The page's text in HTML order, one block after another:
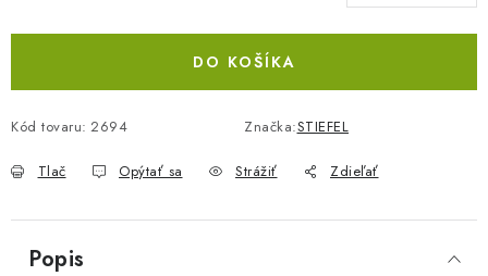
DO KOŠÍKA
Kód tovaru: 2694 Značka:STIEFEL
Tlač Opýtať sa Strážiť Zdieľať
Popis